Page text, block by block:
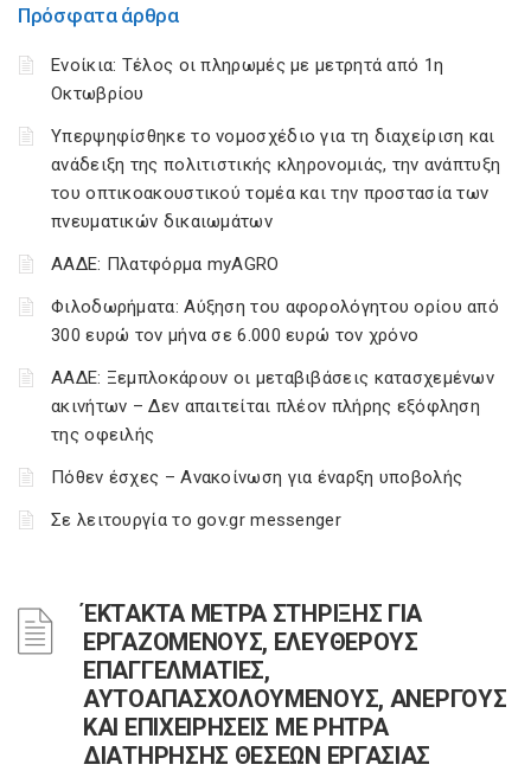
Πρόσφατα άρθρα
Ενοίκια: Τέλος οι πληρωμές με μετρητά από 1η
Οκτωβρίου
Υπερψηφίσθηκε το νομοσχέδιο για τη διαχείριση και
ανάδειξη της πολιτιστικής κληρονομιάς, την ανάπτυξη
του οπτικοακουστικού τομέα και την προστασία των
πνευματικών δικαιωμάτων
ΑΑΔΕ: Πλατφόρμα myAGRO
Φιλοδωρήματα: Αύξηση του αφορολόγητου ορίου από
300 ευρώ τον μήνα σε 6.000 ευρώ τον χρόνο
ΑΑΔΕ: Ξεμπλοκάρουν οι μεταβιβάσεις κατασχεμένων
ακινήτων – Δεν απαιτείται πλέον πλήρης εξόφληση
της οφειλής
Πόθεν έσχες – Ανακοίνωση για έναρξη υποβολής
Σε λειτουργία το gov.gr messenger
ΈΚΤΑΚΤΑ ΜΕΤΡΑ ΣΤΗΡΙΞΗΣ ΓΙΑ
ΕΡΓΑΖΟΜΕΝΟΥΣ, ΕΛΕΥΘΕΡΟΥΣ
ΕΠΑΓΓΕΛΜΑΤΙΕΣ,
ΑΥΤΟΑΠΑΣΧΟΛΟΥΜΕΝΟΥΣ, ΑΝΕΡΓΟΥΣ
ΚΑΙ ΕΠΙΧΕΙΡΗΣΕΙΣ ΜΕ ΡΗΤΡΑ
ΔΙΑΤΗΡΗΣΗΣ ΘΕΣΕΩΝ ΕΡΓΑΣΙΑΣ